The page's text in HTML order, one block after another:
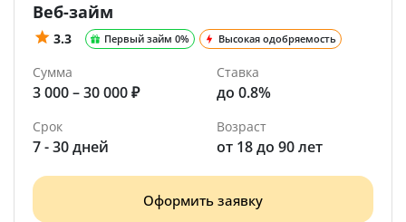
Веб-займ
3.3 Первый займ 0% Высокая одобряемость
Сумма
3 000 – 30 000 ₽
Ставка
до 0.8%
Срок
7 - 30 дней
Возраст
от 18 до 90 лет
Оформить заявку